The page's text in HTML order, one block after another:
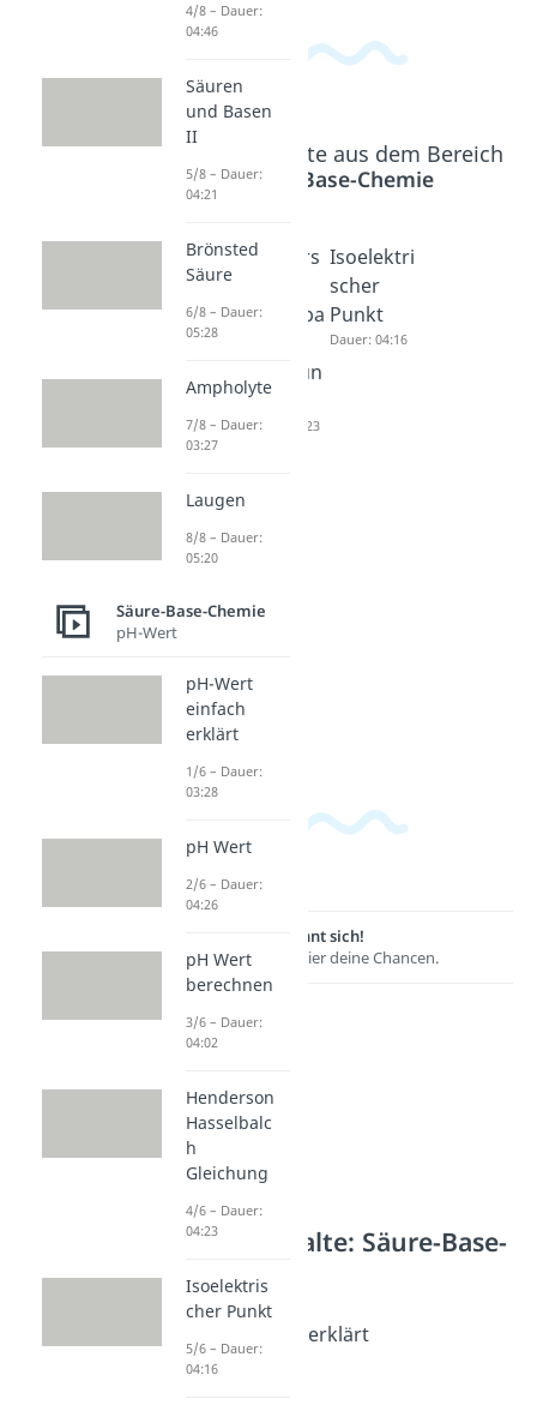
Beliebte Inhalte aus dem Bereich
Säure-Base-Chemie
pH Wert
berechne
n
Dauer: 04:02
Henders
Hasselba
Gleichun
g
Dauer: 04:23
Isoelektri
scher
Punkt
Dauer: 04:16
Lernen lohnt sich!
Entdecke hier deine Chancen.
Weitere Inhalte: Säure-Base-
Chemie
pH-Wert
pH-Wert einfach erklärt
Dauer: 03:28
4/8 – Dauer:
04:46
Säuren
und Basen
II
5/8 – Dauer:
04:21
Brönsted
Säure
6/8 – Dauer:
05:28
Ampholyte
7/8 – Dauer:
03:27
Laugen
8/8 – Dauer:
05:20
Säure-Base-Chemie
pH-Wert
pH-Wert
einfach
erklärt
1/6 – Dauer:
03:28
pH Wert
2/6 – Dauer:
04:26
pH Wert
berechnen
3/6 – Dauer:
04:02
Henderson
Hasselbalc
h
Gleichung
4/6 – Dauer:
04:23
Isoelektris
cher Punkt
5/6 – Dauer:
04:16